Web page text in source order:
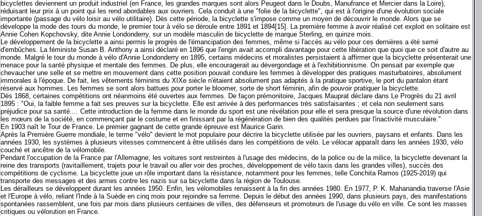
bicyclettes deviennent un produit industriel (en France, les grandes marques sont alors Peugeot dans le Doubs, Manufrance et Mercier dans la Loire),
réduisant leur prix à un point qui les rend abordables aux ouvriers. Cela conduit à une "folie de la bicyclette", qui est à l'origine d'une évolution sociale
importante (passage du vélo loisir au vélo utilitaire). Dès cette période, la bicyclette s'impose comme un moyen de découvrir le monde. Alors que se
développe la mode des tours du monde, le premier tour à vélo se déroule entre 1891 et 1894[15]. La première femme à avoir réalisé cet exploit en solitaire est
Annie Cohen Kopchovsky, dite Annie Londonderry, sur un modèle masculin de bicyclette de marque Sterling, en quinze mois.
Le développement de la bicyclette a ainsi permis le progrès de l'émancipation des femmes, même si l'accès au vélo pour ces dernières a été semé
d'embûches. La féministe Susan B. Anthony a ainsi déclaré en 1896 que l'engin avait accompli davantage pour cette libération que quoi que ce soit d'autre au
monde. Malgré le tour du monde à vélo d'Annie Londonderry en 1895, certains médecins et moralistes persistaient à affirmer que la bicyclette présenterait une
menace pour la santé physique et mentale des femmes. De plus, elle encouragerait au dévergondage et à l'exhibitionnisme. On pensait par exemple que
chevaucher une selle et se mettre en mouvement dans cette position pouvait conduire les femmes à développer des pratiques masturbatoires, absolument
immorales à l'époque. De fait, les vêtements féminins du XIXe siècle n'étaient absolument pas adaptés à la pratique sportive, le port du pantalon étant
réservé aux hommes. Les femmes se sont alors battues pour porter le bloomer, sorte de short féminin, afin de pouvoir pratiquer la bicyclette.
Dès 1868, certaines compétitions ont néanmoins été ouvertes aux femmes. De façon prémonitoire, Jacques Mauprat déclare dans Le Progrès du 21 avril
1895 : "Oui, la faible femme a fait ses preuves sur la bicyclette. Elle est arrivée à des performances très satisfaisantes ; et cela non seulement sans
préjudice pour sa santé.... Cette introduction de la femme dans le monde du sport est une révélation pour elle et sera presque la source d'une révolution dans
les mœurs de la société, en commençant par le costume et en finissant par la régénération de bien des qualités perdues par l'inactivité musculaire."
En 1903 naît le Tour de France. Le premier gagnant de cette grande épreuve est Maurice Garin.
Après la Première Guerre mondiale, le terme "vélo" devient le mot populaire pour décrire la bicyclette utilisée par les ouvriers, paysans et enfants. Dans les
années 1930, les systèmes à plusieurs vitesses commencent à être utilisés dans les compétitions de vélo. Le vélocar apparaît dans les années 1930, vélo
couché et ancêtre de la vélomobile.
Pendant l'occupation de la France par l'Allemagne, les voitures sont restreintes à l'usage des médecins, de la police ou de la milice, la bicyclette devenant la
reine des transports (ravitaillement, trajets pour le travail ou aller voir des proches, développement de vélo taxis dans les grandes villes), succès des
compétitions de cyclisme. La bicyclette joue un rôle important dans la résistance, notamment pour les femmes, telle Conchita Ramos (1925-2019) qui
transporte des messages et des armes contre les nazis sur sa bicyclette dans la région de Toulouse.
Les dérailleurs se développent durant les années 1950. Enfin, les vélomobiles renaissent à la fin des années 1980. En 1977, P. K. Mahanandia traverse l'Asie
et l'Europe à vélo, reliant l'Inde à la Suède en cinq mois pour rejoindre sa femme. Depuis le début des années 1990, dans plusieurs pays, des manifestations
spontanées rassemblent, une fois par mois dans plusieurs centaines de villes, des défenseurs et promoteurs de l'usage du vélo en ville. Ce sont les masses
critiques ou vélorution en France.